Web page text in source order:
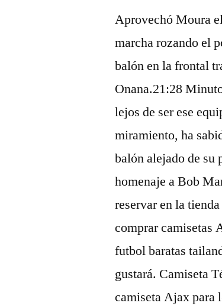
Aprovechó Moura
marcha rozando el
balón en la frontal
Onana.21:28
lejos de ser ese
miramiento, ha
balón alejado de su
homenaje a Bob
reservar en la
comprar camisetas
futbol baratas
gustará. Camiseta
camiseta Ajax para